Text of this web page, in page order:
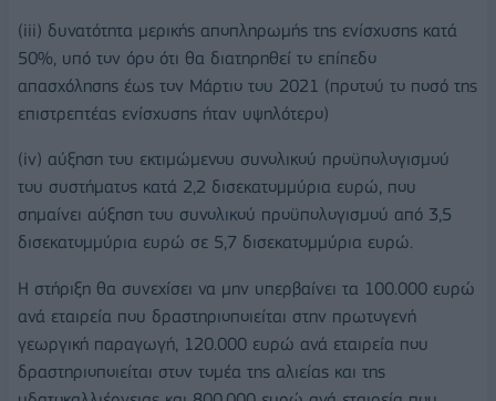
(iii) δυνατότητα μερικής αποπληρωμής της ενίσχυσης κατά
50%, υπό τον όρο ότι θα διατηρηθεί το επίπεδο
απασχόλησης έως τον Μάρτιο του 2021 (προτού το ποσό της
επιστρεπτέας ενίσχυσης ήταν υψηλότερο)
(iv) αύξηση του εκτιμώμενου συνολικού προϋπολογισμού
του συστήματος κατά 2,2 δισεκατομμύρια ευρώ, που
σημαίνει αύξηση του συνολικού προϋπολογισμού από 3,5
δισεκατομμύρια ευρώ σε 5,7 δισεκατομμύρια ευρώ.
Η στήριξη θα συνεχίσει να μην υπερβαίνει τα 100.000 ευρώ
ανά εταιρεία που δραστηριοποιείται στην πρωτογενή
γεωργική παραγωγή, 120.000 ευρώ ανά εταιρεία που
δραστηριοποιείται στον τομέα της αλιείας και της